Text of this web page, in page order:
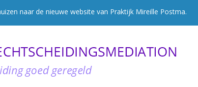
naar de nieuwe website van Praktijk Mireille Postma.